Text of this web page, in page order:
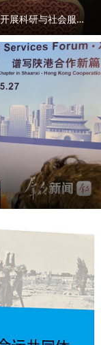
国际法学院张光耀博士在哈萨克斯坦阿拉木图开展科研与社会服务活动